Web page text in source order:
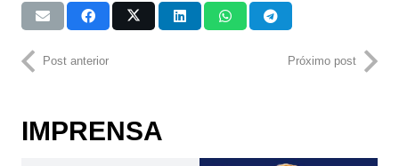
Post anterior Próximo post
IMPRENSA